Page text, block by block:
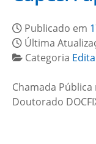
Publicado em
Última
Categoria
Chamada Pública
Doutorado